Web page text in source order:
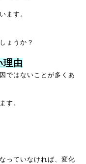
ます。
ょうか？
理由
ではないことが多くあ
す。
っていなければ、変化